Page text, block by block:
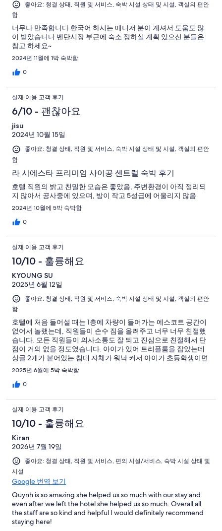
좋아요: 청결 상태, 직원 및 서비스, 숙박 시설 상태 및 시설, 객실의 편안
함
너무나 만족합니다 한국어 하시는 매니저 분이 계셔서 도움도 많
이 받았습니다 벤탄시장 부근에 숙소 정하실 계획 있으신 분들은
참고 하세요~
2024년 11월에 1박 숙박함
0
실제 이용 고객 후기
6/10 - 괜찮아요
jisu
2024년 10월 15일
좋아요: 청결 상태, 직원 및 서비스, 숙박 시설 상태 및 시설, 객실의 편안
함
라 시에스타 프리미엄 사이공 센트럴 숙박 후기
호텔 직원의 밝고 친밀한 모습은 좋았음, 주변환경이 아직 정리되
지 않아서 공사중에 있으며, 방이 작고 5성급에 어울리지 않음
2024년 10월에 5박 숙박함
0
실제 이용 고객 후기
10/10 - 훌륭해요
KYOUNG SU
2025년 6월 12일
좋아요: 청결 상태, 직원 및 서비스, 숙박 시설 상태 및 시설, 객실의 편안
함
호텔에 처음 들어설 때는 1층에 차량이 들어가는 에스코트 공간이
없어서 놀랬는데, 직원들이 손수 짐을 올려주고 너무 너무 친절했
습니다. 모든 직원들이 의사소통도 잘 되고 진심으로 친절해서 단
점이 거의 없을 정도였습니다. 아이가 있어 트리플룸을 잡았는데
싱글 2개가 붙어있는 침대 자체가 워낙 커서 아이가 초등학생이면
세 명이 잘 수 있는 공간입니다. 방은 화려하지는 않지만 에어컨도
잘 되고 수압도 좋고 침대도 편해서 충분히 만족했습니다. 뷰는 없
지만 주위에 가게들이 많은 위치라서 도보여행도 좋을 듯 합니다.
고 맛이 훌륭했습니다. 외부소음은 들어오지 않았으나, 윗방 및 옆
방의 소음은 좋지 않았습니다. 그리고 저녁을 호텔 식당에서 먹었
는데, 사진과는 많이 달라서 아쉬웠습니다. 직원들의 친절함은 호
치민 출장에 대한 좋은 이미지까지 유지해줘서 다음에도 방문하고
싶은 곳입니다.
2025년 6월에 5박 숙박함
0
실제 이용 고객 후기
10/10 - 훌륭해요
Kiran
2026년 7월 19일
좋아요: 청결 상태, 직원 및 서비스, 편의 시설/서비스, 숙박 시설 상태 및
시설
Google 번역 보기
Quynh is so amazing she helped us so much with our stay and
even after we left the hotel she helped us so much. Overall all
the staff are so kind and helpful I would definitely recommend
staying here!